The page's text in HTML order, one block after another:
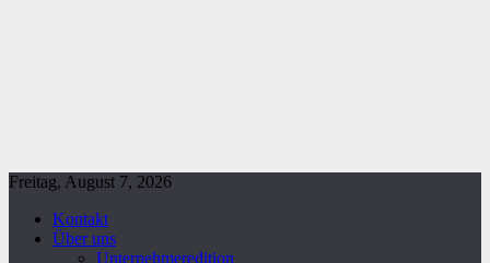
Freitag, August 7, 2026
Kontakt
Über uns
Unternehmeredition